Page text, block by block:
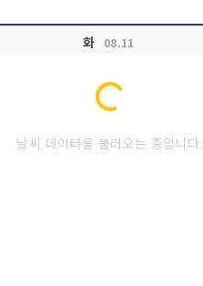
화 08.11
Loading...
날씨 데이터를 불러오는 중입니다.